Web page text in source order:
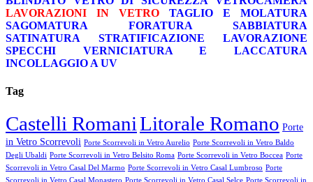
LAVORAZIONI IN VETRO
TAGLIO E MOLATURA
SAGOMATURA
FORATURA
SABBIATURA
SATINATURA
STRATIFICAZIONE
LAVORAZIONE
SPECCHI
VERNICIATURA E LACCATURA
INCOLLAGGIO A UV
Tag
Castelli RomaniLitorale Romano Porte
in Vetro Scorrevoli Porte Scorrevoli in Vetro Aurelio Porte Scorrevoli in Vetro Baldo
Degli Ubaldi Porte Scorrevoli in Vetro Belsito Roma Porte Scorrevoli in Vetro Boccea Porte
Scorrevoli in Vetro Casal Del Marmo Porte Scorrevoli in Vetro Casal Lumbroso Porte
Scorrevoli in Vetro Casal Monastero Porte Scorrevoli in Vetro Casal Selce Porte Scorrevoli in